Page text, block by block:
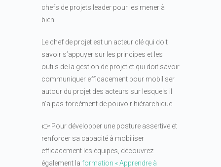
chefs de projets leader pour les mener à
bien.
Le chef de projet est un acteur clé qui doit
savoir s’appuyer sur les principes et les
outils de la gestion de projet et qui doit savoir
communiquer efficacement pour mobiliser
autour du projet des acteurs sur lesquels il
n’a pas forcément de pouvoir hiérarchique.
👉 Pour développer une posture assertive et
renforcer sa capacité à mobiliser
efficacement les équipes, découvrez
également la formation « Apprendre à